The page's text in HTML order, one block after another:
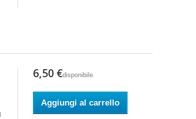
6,50 €disponibile
Aggiungi al carrello